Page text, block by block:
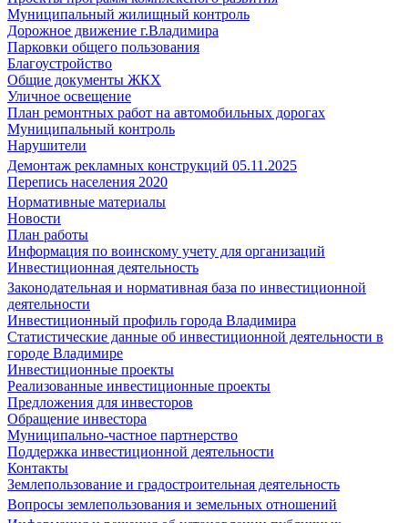
Муниципальный жилищный контроль
Дорожное движение г.Владимира
Парковки общего пользования
Благоустройство
Общие документы ЖКХ
Уличное освещение
План ремонтных работ на автомобильных дорогах
Муниципальный контроль
Нарушители
Демонтаж рекламных конструкций 05.11.2025
Перепись населения 2020
Нормативные материалы
Новости
План работы
Информация по воинскому учету для организаций
Инвестиционная деятельность
Законодательная и нормативная база по инвестиционной
деятельности
Инвестиционный профиль города Владимира
Статистические данные об инвестиционной деятельности в
городе Владимире
Инвестиционные проекты
Реализованные инвестиционные проекты
Предложения для инвесторов
Обращение инвестора
Муниципально-частное партнерство
Поддержка инвестиционной деятельности
Контакты
Землепользование и градостроительная деятельность
Вопросы землепользования и земельных отношений